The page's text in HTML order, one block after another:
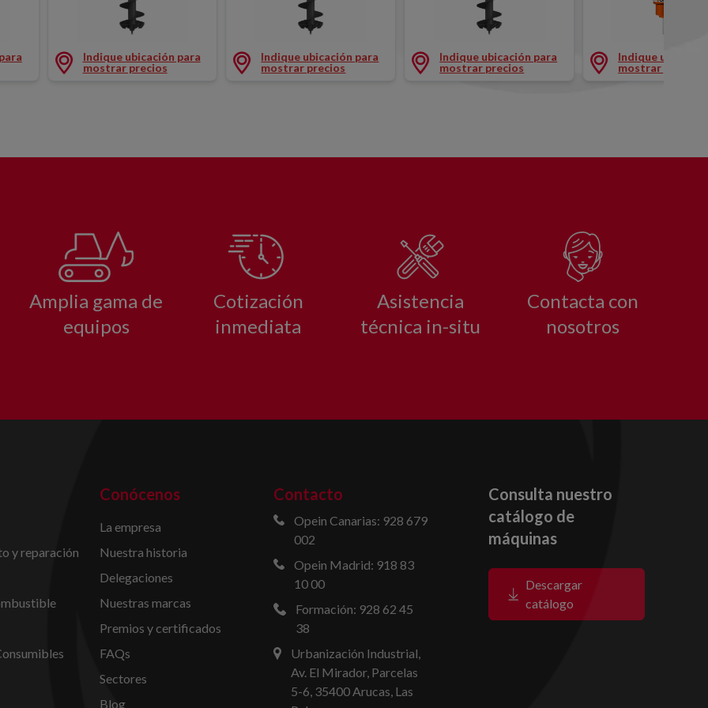
Indique ubicación para
mostrar precios
Indique ubicación para
mostrar precios
Indique ubicación para
mostrar precios
Indique
mostrar precios
Amplia gama de
equipos
Cotización
inmediata
Asistencia
técnica in-situ
Contacta con
nosotros
y reparación
Conócenos
La empresa
Nuestra historia
Delegaciones
Nuestras marcas
Premios y certificados
FAQs
Sectores
Blog
Contacto
Opein Canarias: 928 679
002
Opein Madrid: 918 83
10 00
Formación: 928 62 45
38
Urbanización Industrial,
Av. El Mirador, Parcelas
5-6, 35400 Arucas, Las
Consulta nuestro
catálogo de
máquinas
Descargar
catálogo